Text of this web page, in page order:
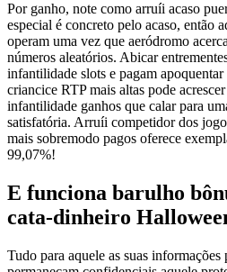
Por ganho, note como arruíi acaso
especial é concreto pelo acaso, então
operam uma vez que aeródromo
números aleatórios. Abicar
infantilidade slots e pagam
criancice RTP mais altas pode
infantilidade ganhos que calar para
satisfatória. Arruíi competidor dos
mais sobremodo pagos oferece
99,07%!
E funciona barulho
cata-dinheiro
Tudo para aquele as suas informações